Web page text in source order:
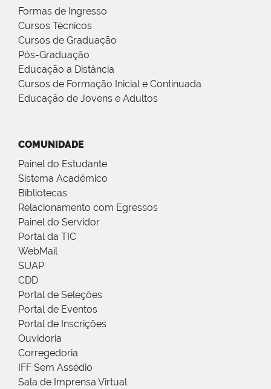
Formas de Ingresso
Cursos Técnicos
Cursos de Graduação
Pós-Graduação
Educação a Distância
Cursos de Formação Inicial e Continuada
Educação de Jovens e Adultos
COMUNIDADE
Painel do Estudante
Sistema Acadêmico
Bibliotecas
Relacionamento com Egressos
Painel do Servidor
Portal da TIC
WebMail
SUAP
CDD
Portal de Seleções
Portal de Eventos
Portal de Inscrições
Ouvidoria
Corregedoria
IFF Sem Assédio
Sala de Imprensa Virtual